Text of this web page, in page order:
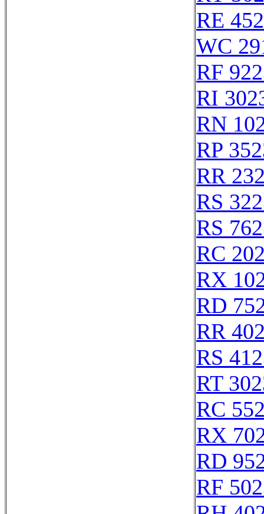
RE
WC
RF
RI
RN
RP
RR
RS
RS
RC
RX
RD
RR
RS
RT
RC
RX
RD
RF